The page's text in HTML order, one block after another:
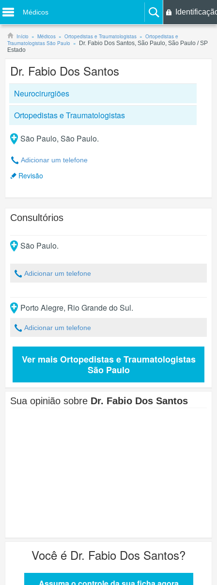
Médicos
Início Médicos Ortopedistas e Traumatologistas
Ortopedistas e
Traumatologistas São Paulo
Dr. Fabio Dos Santos, São Paulo, São Paulo / SP
Estado
Dr. Fabio Dos Santos
Neurocirurgiões
Ortopedistas e Traumatologistas
São Paulo, São Paulo.
Adicionar um telefone
Revisão
Consultórios
São Paulo.
Adicionar um telefone
Porto Alegre, Rio Grande do Sul.
Adicionar um telefone
Ver mais Ortopedistas e Traumatologistas
São Paulo
Sua opinião sobre Dr. Fabio Dos Santos
Você é Dr. Fabio Dos Santos?